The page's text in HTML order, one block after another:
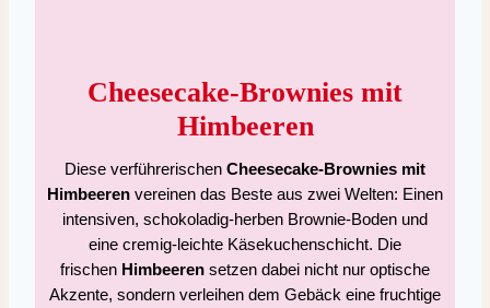
Cheesecake-Brownies mit
Himbeeren
Diese verführerischen Cheesecake-Brownies mit
Himbeeren vereinen das Beste aus zwei Welten: Einen
intensiven, schokoladig-herben Brownie-Boden und
eine cremig-leichte Käsekuchenschicht. Die
frischen Himbeeren setzen dabei nicht nur optische
Akzente, sondern verleihen dem Gebäck eine fruchtige